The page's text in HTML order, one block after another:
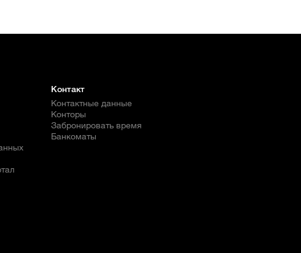
Контакт
Контактные данные
Конторы
Забронировать время
Банкоматы